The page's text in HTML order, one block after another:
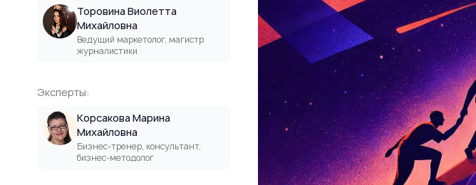
Торовина Виолетта
Михайловна
Ведущий маркетолог, магистр
журналистики
Эксперты:
Корсакова Марина
Михайловна
Бизнес-тренер, консультант,
бизнес-методолог